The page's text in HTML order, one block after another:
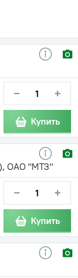
− +
Купить
ОАО "МТЗ"
− +
Купить